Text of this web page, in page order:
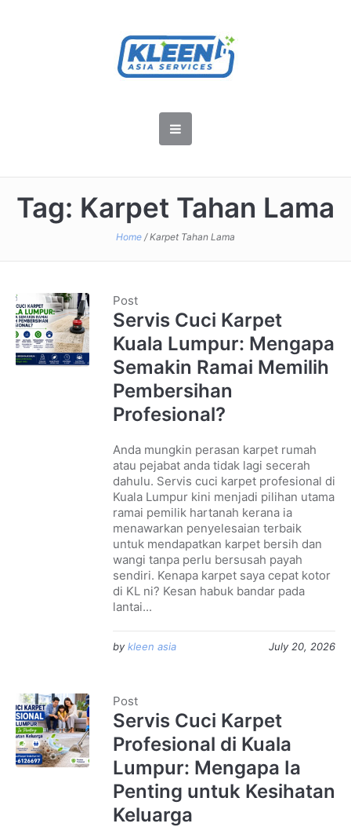
Tag: Karpet Tahan Lama
Home /Karpet Tahan Lama
Post
Servis Cuci Karpet
Kuala Lumpur: Mengapa
Semakin Ramai Memilih
Pembersihan
Profesional?
Anda mungkin perasan karpet rumah
atau pejabat anda tidak lagi secerah
dahulu. Servis cuci karpet profesional di
Kuala Lumpur kini menjadi pilihan utama
ramai pemilik hartanah kerana ia
menawarkan penyelesaian terbaik
untuk mendapatkan karpet bersih dan
wangi tanpa perlu bersusah payah
sendiri. Kenapa karpet saya cepat kotor
di KL ni? Kesan habuk bandar pada
lantai...
July 20, 2026
by kleen asia
Post
Servis Cuci Karpet
Profesional di Kuala
Lumpur: Mengapa Ia
Penting untuk Kesihatan
Keluarga